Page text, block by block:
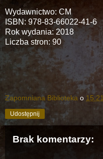
Wydawnictwo: CM
ISBN: 978-83-66022-41-6
Rok wydania: 2018
Liczba stron: 90
Zapomniana Biblioteka o 15:21
Udostępnij
Brak komentarzy: